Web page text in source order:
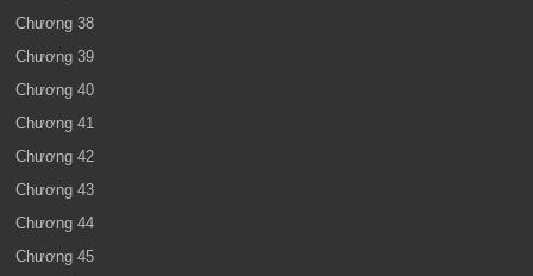
Chương 38
Chương 39
Chương 40
Chương 41
Chương 42
Chương 43
Chương 44
Chương 45